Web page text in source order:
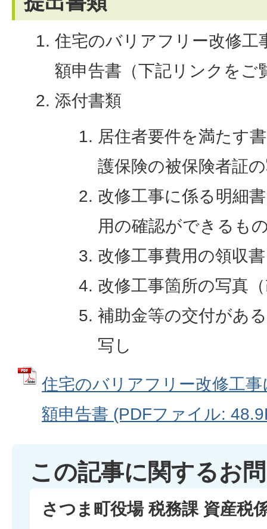
住宅のバリアフリー改修工
額申告書（下記リンクをご
添付書類
居住者要件を満たす
護保険の被保険者証
改修工事に係る明細
用の確認ができるも
改修工事費用の領収書
改修工事箇所の写真
補助金等の交付があ
写し
住宅のバリアフリー改修工
額申告書 (PDFファイル:
この記事に関するお
さつま町役場 税務課 資産税